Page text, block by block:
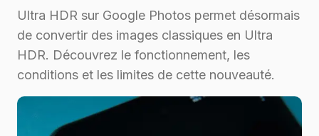
Ultra HDR sur Google Photos permet désormais
de convertir des images classiques en Ultra
HDR. Découvrez le fonctionnement, les
conditions et les limites de cette nouveauté.